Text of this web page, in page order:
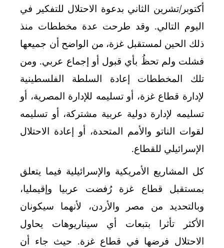
أكتوبر/تشرين الثاني بدعوة الاحتلال للتفكير في
اليوم التالي. وقد طرحت عدة مخططات منذ
ذلك الحين لمستقبل غزة، من الواضح أن جميعها
فشلت ولم تحظُ بأي قبول أو إجماع عربي. ومن
تلك المخططات إعادة السلطة الفلسطينية
لإدارة قطاع غزة، أو تسليمه للإدارة المصرية، أو
تسليمه لإدارة دولية عربية مشتركة، أو تسليمه
لقوات الناتو والأمم المتحدة، أو إعادة الاحتلال
الإسرائيلي للقطاع.
كل المشاريع الأمريكية والإسرائيلية فيما يتعلق
بمستقبل قطاع غزة رُفضت عربيا وإقيمليا،
وبالتحديد من مصر والأردن، لأنهما سيكونان
الأكثر تأثرا بتبعات أي سيناريوهات يحاول
الاحتلال فرضها في قطاع غزة. حيث جاء أن